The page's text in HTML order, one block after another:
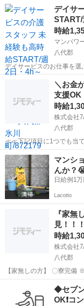
セラピスト募集します。
ので隙間時間にできます
熊本 有佐駅
デイサ
時給
マンパワ
八代郡
デイサービスのお仕事を選ぶなら “マンパワーグループ”
高時給で稼げる！ ✅️ライフスタイルに合わせて働ける！ ✅️資格取得支
医療
＼お金
支援
時給
株式会社
八代郡
≪≪下記項目に1つでも当
ちのお金がほとんど無い
る、止まりそう ④今スグ働きた
コーディネータ...
熊本 八代郡
マンシ
んか？
Lacotto
『家無
見！！
時給
株式会社
八代郡
【家無しの方】 〇寮完備
は待機寮・待機ホテルを弊社でご用意 【手持ち
生活支援 ※食費や移動費など無償で提供
工場
◆セブ
OK❗️コ